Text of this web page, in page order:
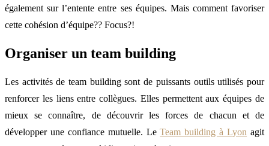
également sur l’entente entre ses équipes. Mais comment favoriser
cette cohésion d’équipe?? Focus?!
Organiser un team building
Les activités de team building sont de puissants outils utilisés pour
renforcer les liens entre collègues. Elles permettent aux équipes de
mieux se connaître, de découvrir les forces de chacun et de
développer une confiance mutuelle. LeTeam building à Lyon agit